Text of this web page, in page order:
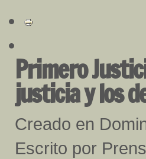
Primero
justicia y los
Creado en
Escrito por